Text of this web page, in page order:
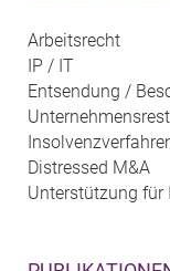
Arbeitsrecht
IP / IT
Entsendung /
Distressed M&A
Unterstützung für